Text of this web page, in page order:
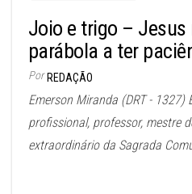
Joio e trigo – Jesus
parábola a ter
Por REDAÇÃO
Emerson Miranda (DRT - 1327)
profissional, professor, mestre
extraordinário da Sagrada